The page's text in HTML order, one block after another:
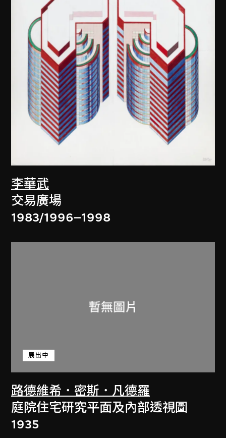
李華武
交易廣場
1983/1996–1998
路德維希．密斯．凡德羅
展出中
庭院住宅研究平面及內部透視圖
1935